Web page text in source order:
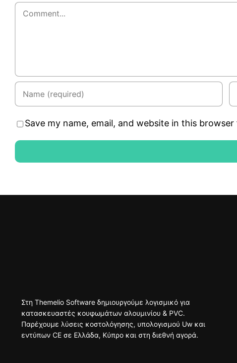
Comment
Save my name, email, and website in this
Στη Themelio Software δημιουργούμε λογισμικό για
κατασκευαστές κουφωμάτων αλουμινίου & PVC.
Παρέχουμε λύσεις κοστολόγησης, υπολογισμού Uw και
εντύπων CE σε Ελλάδα, Κύπρο και στη διεθνή αγορά.